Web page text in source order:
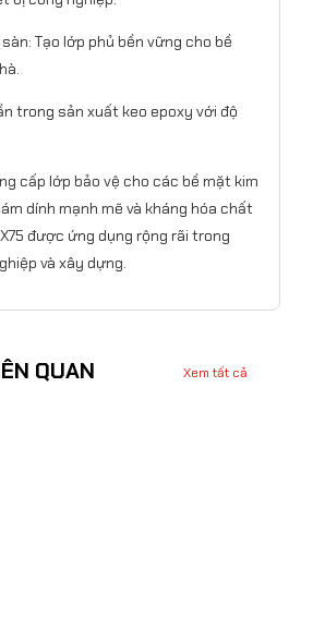
Tạo lớp phủ bền vững cho bề
trong sản xuất keo epoxy với độ
cấp lớp bảo vệ cho các bề mặt kim
dính mạnh mẽ và kháng hóa chất
được ứng dụng rộng rãi trong
và xây dựng.
QUAN Xem tất cả